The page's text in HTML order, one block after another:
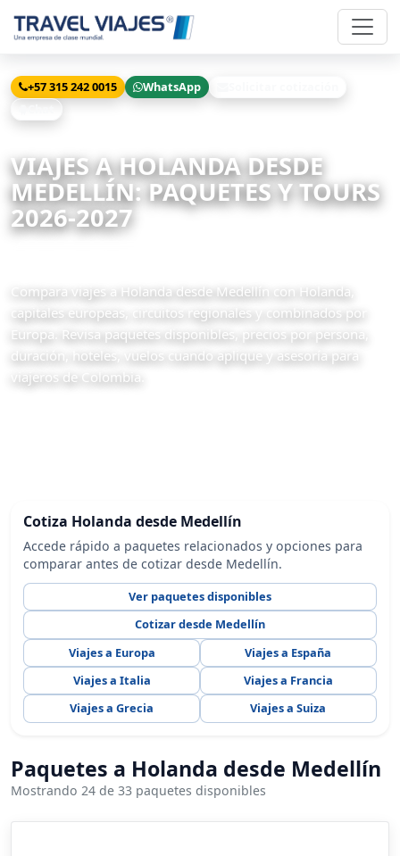
+57 315 242 0015 WhatsApp
VIAJES A HOLANDA DESDE
MEDELLÍN: PAQUETES Y TOURS
2026-2027
Compara viajes a Holanda desde Medellín con Holanda,
capitales europeas, circuitos regionales y combinados por
Europa. Revisa paquetes disponibles, precios por persona,
duración, hoteles, vuelos cuando aplique y asesoría para
viajeros de Colombia.
Cotiza Holanda desde Medellín
Accede rápido a paquetes relacionados y opciones para
comparar antes de cotizar desde Medellín.
Ver paquetes disponibles
Cotizar desde Medellín
Viajes a Europa
Viajes a España
Viajes a Italia
Viajes a Francia
Viajes a Grecia
Viajes a Suiza
Paquetes a Holanda desde Medellín
Mostrando 24 de 33 paquetes disponibles